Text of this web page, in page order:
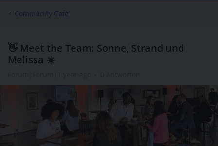
Community Café
👋 Meet the Team: Sonne, Strand und
Melissa ☀️